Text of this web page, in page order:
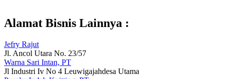
Alamat Bisnis Lainnya :
Jefry Rajut
Jl. Ancol Utara No. 23/57
Warna Sari Intan, PT
Jl Industri Iv No 4 Leuwigajahdesa Utama